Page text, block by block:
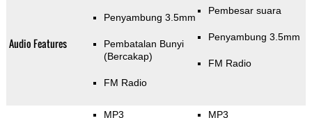
Audio Features
Penyambung 3.5mm
Pembatalan Bunyi
(Bercakap)
FM Radio
Pembesar suara
Penyambung 3.5mm
FM Radio
MP3 MP3